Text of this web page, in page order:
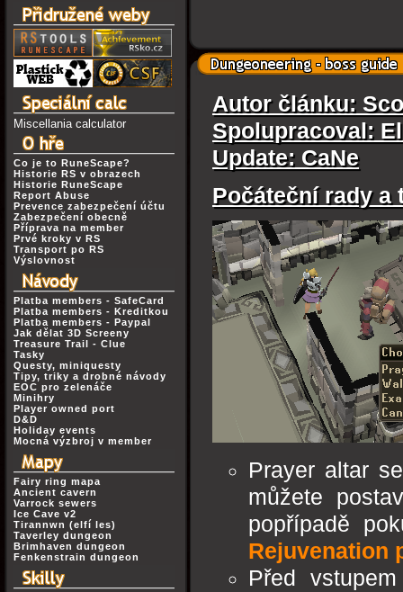
Miscellania calculator
Co je to RuneScape?
Historie RS v obrazech
Historie RuneScape
Report Abuse
Prevence zabezpečení účtu
Zabezpečení obecně
Příprava na member
Prvé kroky v RS
Transport po RS
Výslovnost
Platba members - SafeCard
Platba members - Kreditkou
Platba members - Paypal
Jak dělat 3D Screeny
Treasure Trail - Clue
Tasky
Questy, miniquesty
Tipy, triky a drobné návody
EOC pro zelenáče
Minihry
Player owned port
D&D
Holiday events
Mocná výzbroj v member
Fairy ring mapa
Ancient cavern
Varrock sewers
Ice Cave v2
Tirannwn (elfí les)
Taverley dungeon
Brimhaven dungeon
Fenkenstrain dungeon
Autor článku:
Spolupracoval:
Update: CaNe
Počáteční rady a
Prayer altar
můžete
popřípadě
Rejuvenation
Před